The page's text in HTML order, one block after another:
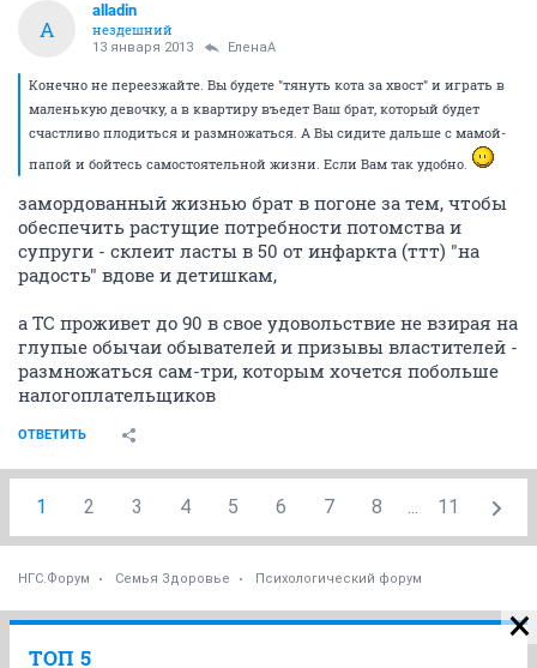
A
alladin
нездешний
13 января 2013 ЕленаА
Конечно не переезжайте. Вы будете "тянуть кота за хвост" и играть в
маленькую девочку, а в квартиру въедет Ваш брат, который будет
счастливо плодиться и размножаться. А Вы сидите дальше с мамой-
папой и бойтесь самостоятельной жизни. Если Вам так удобно.
замордованный жизнью брат в погоне за тем, чтобы
обеспечить растущие потребности потомства и
супруги - склеит ласты в 50 от инфаркта (ттт) "на
радость" вдове и детишкам,
а ТС проживет до 90 в свое удовольствие не взирая на
глупые обычаи обывателей и призывы властителей -
размножаться сам-три, которым хочется побольше
налогоплательщиков
ОТВЕТИТЬ
1 2 3 4 5 6 7 8 ... 11
НГС.Форум Семья Здоровье Психологический форум
ТОП 5